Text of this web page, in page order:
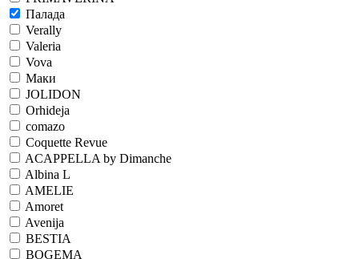
Палада
Verally
Valeria
Vova
Маки
JOLIDON
Orhideja
comazo
Coquette Revue
ACAPPELLA by Dimanche
Albina L
AMELIE
Amoret
Avenija
BESTIA
BOGEMA